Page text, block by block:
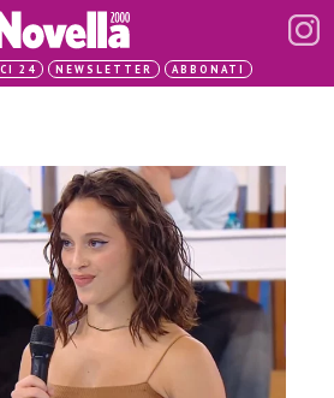
24 NEWSLETTER ABBONATI